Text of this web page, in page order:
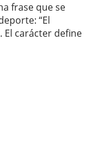
frase que se
“El
carácter define